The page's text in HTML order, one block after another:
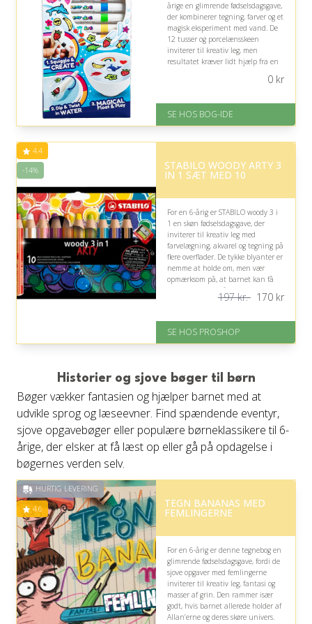
årige en glimrende fødselsdagsgave,
der kombinerer tegning, farver og et
magisk eksperiment med vand. De
12 tusser og porcelænsskeen
inviterer til kreativ leg, men
resultatet kræver lidt hjælp fra en
forventet leveringstid
Fremragende Trustpilot rating
0kr
SE HOS BOG-IDE
4.4
-14%
STABILO WOODY ARTY 3
IN 1 SÆT MED 10
For en 6-årig er STABILO woody 3 i
1 en skøn fødselsdagsgave, der
inviterer til kreativ leg med
farvelægning, akvarel og tegning på
flere overflader. De tykke blyanter er
nemme at holde om, men vær
opmærksom på, at barnet kan få
lyst til at tegne på vinduer.
Fremragende Trustpilot rating
kr.)
197 kr. 170kr
SE HOS PROSHOP
Historier og sjove bøger til børn
Bøger vækker fantasien og hjælper barnet med at
udvikle sprog og læseevner. Find spændende eventyr,
sjove opgavebøger eller populære børneklassikere til 6-
årige, der elsker at få læst op eller gå på opdagelse i
bøgernes verden selv.
HURTIG LEVERING
4.6 TEGN BANANAS MED
FEMLINGERNE
For en 6-årig er denne tegnebog en
glimrende fødselsdagsgave, fordi de
sjove opgaver med femlingerne
inviterer til kreativ leg, fantasi og
masser af grin. Den rammer især
godt, hvis barnet allerede holder af
Allan’erne og deres skøre univers.